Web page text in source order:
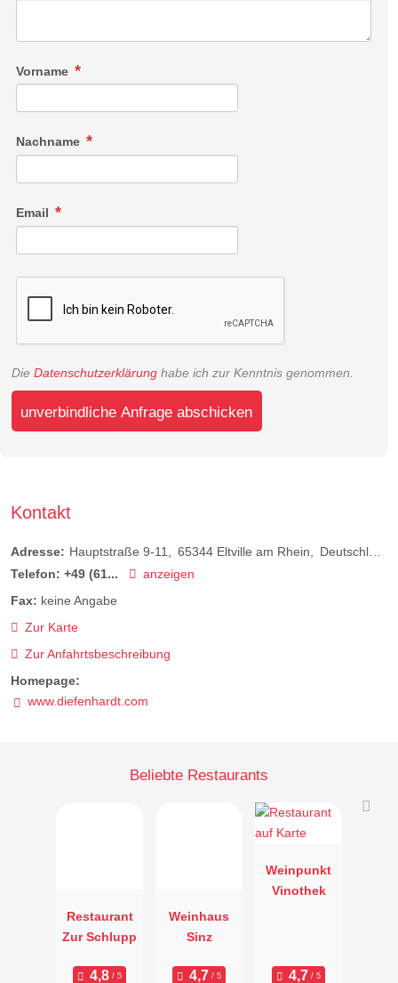
Vorname
Nachname
Email
Die Datenschutzerklärung habe ich zur Kenntnis genommen.
unverbindliche Anfrage abschicken
Kontakt
Adresse: Hauptstraße 9-11 65344 Eltville am Rhein
Deutschland
Telefon: +49 (61...
anzeigen
Fax: keine Angabe
Zur Karte
Zur Anfahrtsbeschreibung
Homepage:
www.diefenhardt.com
Beliebte Restaurants
Restaurant
Zur Schlupp
Weinhaus
Sinz
Weinpunkt
Vinothek